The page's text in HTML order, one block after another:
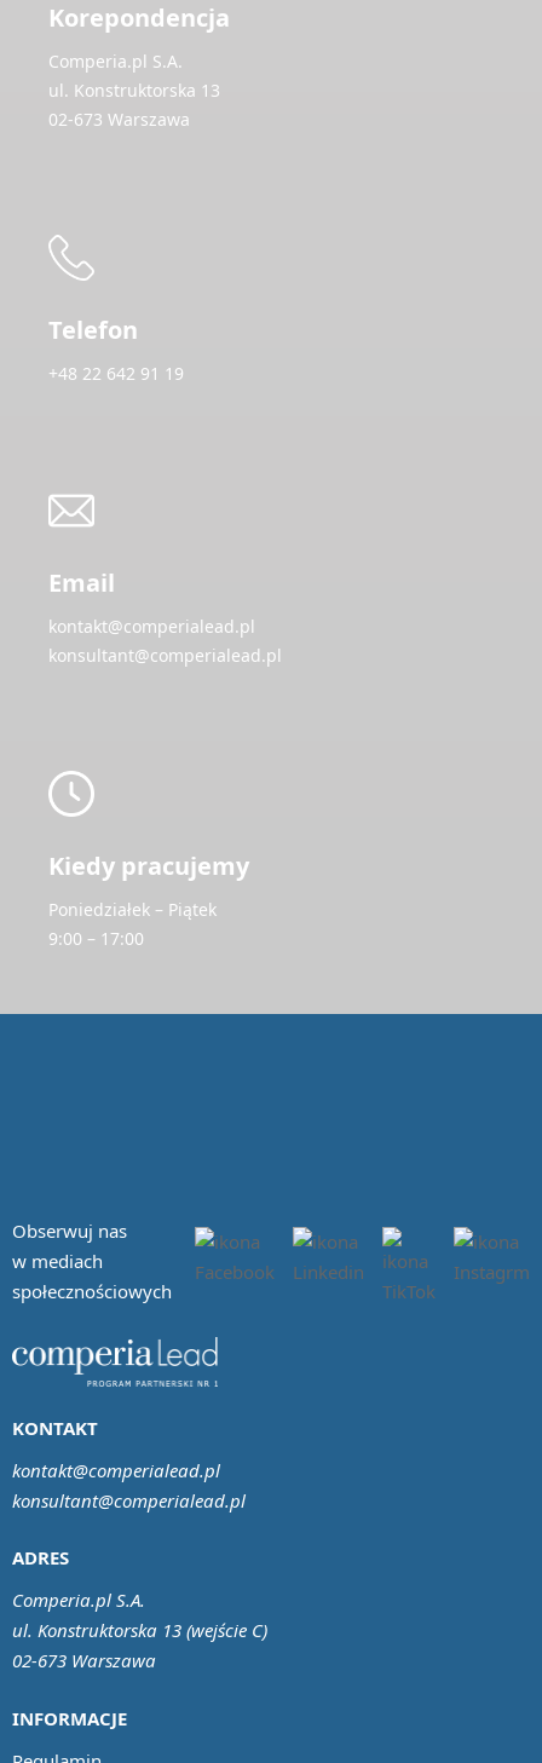
Korepondencja
Comperia.pl S.A.
ul. Konstruktorska 13
02-673 Warszawa
Telefon
+48 22 642 91 19
Email
kontakt@comperialead.pl
konsultant@comperialead.pl
Kiedy pracujemy
Poniedziałek – Piątek
9:00 – 17:00
Obserwuj nas
w mediach
społecznościowych
INFORMACJE
ADRES
Comperia.pl S.A.
ul. Konstruktorska 13 (wejście C)
02-673 Warszawa
KONTAKT
kontakt@comperialead.pl
konsultant@comperialead.pl